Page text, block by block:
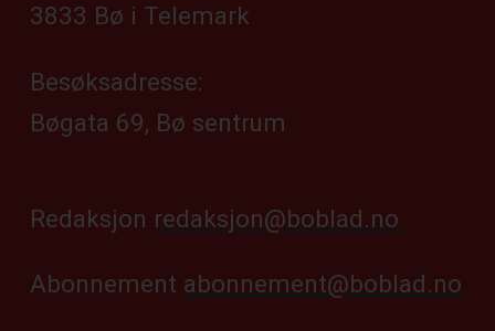
3833 Bø i Telemark
Besøksadresse:
Bøgata 69, Bø sentrum
Redaksjon redaksjon@boblad.no
Abonnement abonnement@boblad.no